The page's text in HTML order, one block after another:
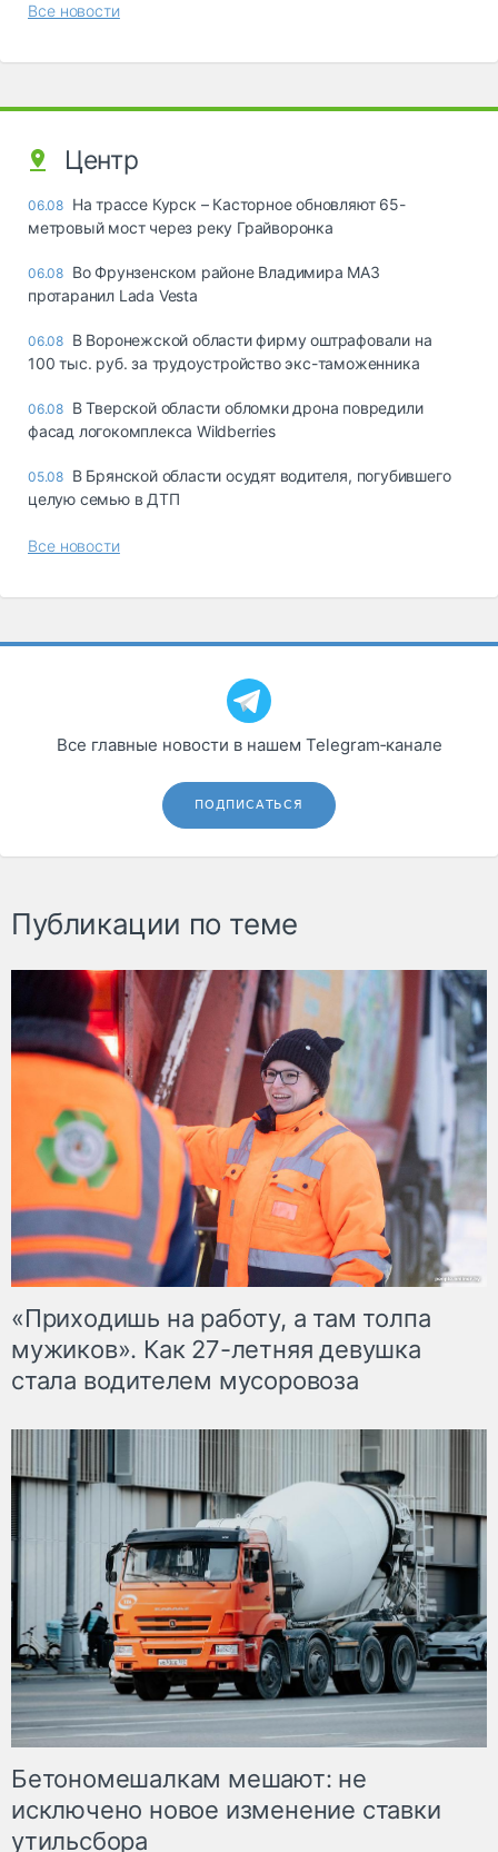
Все новости
Центр
06.08 На трассе Курск – Касторное обновляют 65-
метровый мост через реку Грайворонка
06.08 Во Фрунзенском районе Владимира МАЗ
протаранил Lada Vesta
06.08 В Воронежской области фирму оштрафовали на
100 тыс. руб. за трудоустройство экс-таможенника
06.08 В Тверской области обломки дрона повредили
фасад логокомплекса Wildberries
05.08 В Брянской области осудят водителя, погубившего
целую семью в ДТП
Все новости
Все главные новости в нашем Telegram‑канале
ПОДПИСАТЬСЯ
Публикации по теме
«Приходишь на работу, а там толпа
мужиков». Как 27-летняя девушка
стала водителем мусоровоза
Бетономешалкам мешают: не
исключено новое изменение ставки
утильсбора